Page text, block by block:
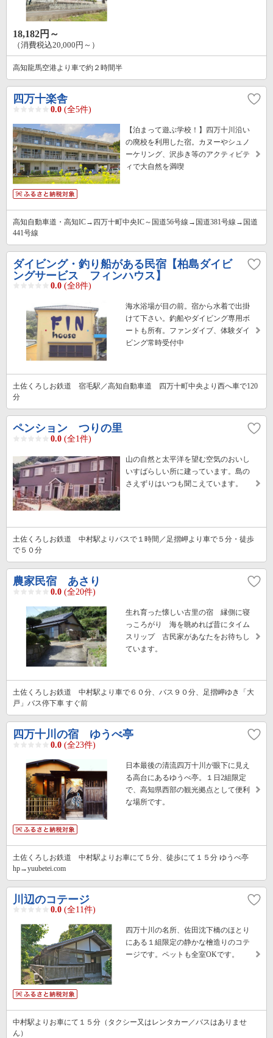
18,182円～
（消費税込20,000円～）
高知龍馬空港より車で約２時間半
四万十楽舎
0.0 (全5件)
【泊まって遊ぶ学校！】四万十川沿い
の廃校を利用した宿。カヌーやシュノ
ーケリング、沢歩き等のアクティビテ
ィで大自然を満喫
高知自動車道・高知IC→四万十町中央IC～国道56号線→国道381号線→国道
441号線
ダイビング・釣り船がある民宿【柏島ダイビ
ングサービス フィンハウス】
0.0 (全8件)
海水浴場が目の前。宿から水着で出掛
けて下さい。釣船やダイビング専用ボ
ートも所有。ファンダイブ、体験ダイ
ビング常時受付中
土佐くろしお鉄道 宿毛駅／高知自動車道 四万十町中央より西へ車で120
分
ペンション つりの里
0.0 (全1件)
山の自然と太平洋を望む空気のおいし
いすばらしい所に建っています。島の
さえずりはいつも聞こえています。
土佐くろしお鉄道 中村駅よりバスで１時間／足摺岬より車で５分・徒歩
で５０分
農家民宿 あさり
0.0 (全20件)
生れ育った懐しい古里の宿 縁側に寝
っころがり 海を眺めれば昔にタイム
スリップ 古民家があなたをお待ちし
ています。
土佐くろしお鉄道 中村駅より車で６０分、バス９０分、足摺岬ゆき「大
戸」バス停下車 すぐ前
四万十川の宿 ゆうべ亭
0.0 (全23件)
日本最後の清流四万十川が眼下に見え
る高台にあるゆうべ亭。１日2組限定
で、高知県西部の観光拠点として便利
な場所です。
土佐くろしお鉄道 中村駅よりお車にて５分、徒歩にて１５分 ゆうべ亭
hp→yuubetei.com
川辺のコテージ
0.0 (全11件)
四万十川の名所、佐田沈下橋のほとり
にある１組限定の静かな檜造りのコテ
ージです。ペットも全室OKです。
中村駅よりお車にて１５分（タクシー又はレンタカー／バスはありませ
ん）